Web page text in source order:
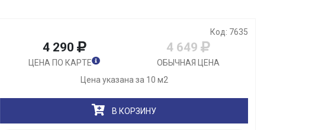
Код: 7635
4 290
ЦЕНА ПО КАРТЕ
4 649
ОБЫЧНАЯ ЦЕНА
Цена указана за 10 м2
В КОРЗИНУ